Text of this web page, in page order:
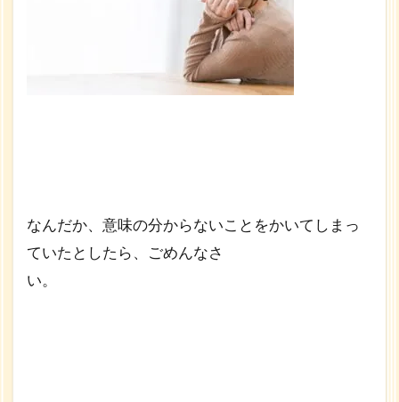
なんだか、意味の分からないことをかいてしまっ
ていたとしたら、ごめんなさ
い。